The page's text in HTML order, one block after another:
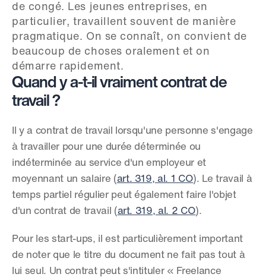
de congé. Les jeunes entreprises, en
particulier, travaillent souvent de manière
pragmatique. On se connaît, on convient de
beaucoup de choses oralement et on
démarre rapidement.
Quand y a-t-il vraiment contrat de
travail ?
Il y a contrat de travail lorsqu'une personne s'engage
à travailler pour une durée déterminée ou
indéterminée au service d'un employeur et
moyennant un salaire (art. 319, al. 1 CO). Le travail à
temps partiel régulier peut également faire l'objet
d'un contrat de travail (art. 319, al. 2 CO).
Pour les start-ups, il est particulièrement important
de noter que le titre du document ne fait pas tout à
lui seul. Un contrat peut s'intituler « Freelance